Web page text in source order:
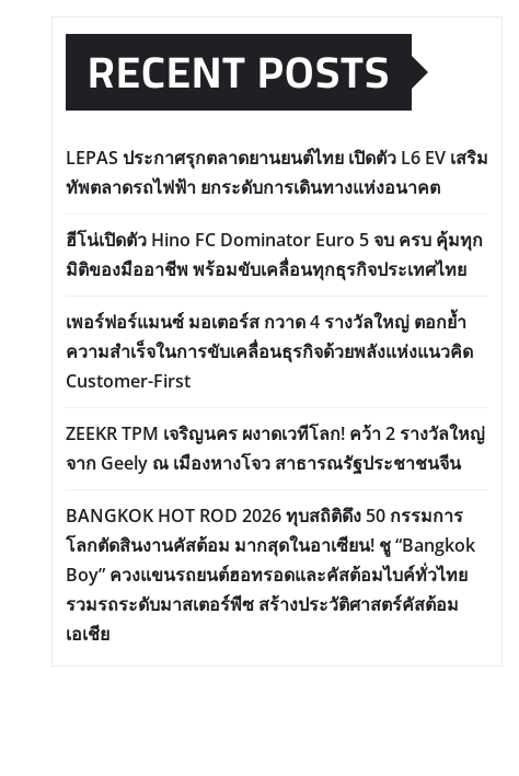
RECENT POSTS
LEPAS ประกาศรุกตลาดยานยนต์ไทย เปิดตัว L6 EV เสริม
ทัพตลาดรถไฟฟ้า ยกระดับการเดินทางแห่งอนาคต
ฮีโน่เปิดตัว Hino FC Dominator Euro 5 จบ ครบ คุ้มทุก
มิติของมืออาชีพ พร้อมขับเคลื่อนทุกธุรกิจประเทศไทย
เพอร์ฟอร์แมนซ์ มอเตอร์ส กวาด 4 รางวัลใหญ่ ตอกย้ำ
ความสำเร็จในการขับเคลื่อนธุรกิจด้วยพลังแห่งแนวคิด
Customer-First
ZEEKR TPM เจริญนคร ผงาดเวทีโลก! คว้า 2 รางวัลใหญ่
จาก Geely ณ เมืองหางโจว สาธารณรัฐประชาชนจีน
BANGKOK HOT ROD 2026 ทุบสถิติดึง 50 กรรมการ
โลกตัดสินงานคัสต้อม มากสุดในอาเซียน! ชู “Bangkok
Boy” ควงแขนรถยนต์ฮอทรอดและคัสต้อมไบค์ทั่วไทย
รวมรถระดับมาสเตอร์พีซ สร้างประวัติศาสตร์คัสต้อม
เอเชีย